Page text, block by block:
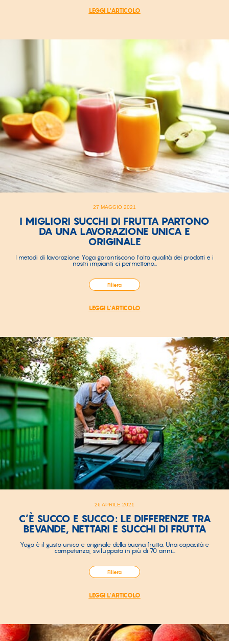
LEGGI L'ARTICOLO
27 MAGGIO 2021
I MIGLIORI SUCCHI DI FRUTTA PARTONO
DA UNA LAVORAZIONE UNICA E
ORIGINALE
I metodi di lavorazione Yoga garantiscono l’alta qualità dei prodotti e i
nostri impianti ci permettono...
Filiera
LEGGI L'ARTICOLO
26 APRILE 2021
C’È SUCCO E SUCCO: LE DIFFERENZE TRA
BEVANDE, NETTARI E SUCCHI DI FRUTTA
Yoga è il gusto unico e originale della buona frutta. Una capacità e
competenza, sviluppata in più di 70 anni...
Filiera
LEGGI L'ARTICOLO